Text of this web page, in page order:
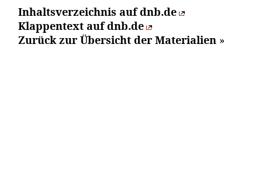
Inhaltsverzeichnis auf dnb.de
Klappentext auf dnb.de
Zurück zur Übersicht der Materialien »